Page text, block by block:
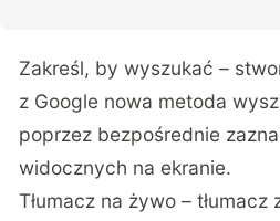
Zakreśl, by wyszukać –
z Google nowa metoda
poprzez bezpośrednie
widocznych na ekranie.
Tłumacz na żywo –